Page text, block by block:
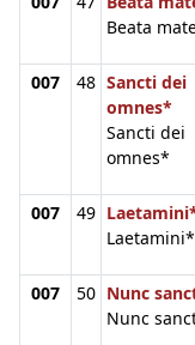
Beata
007 48 Sancti dei
omnes*
Sancti dei
omnes*
007 49
Laetamini*
007 50 Nunc
Nunc